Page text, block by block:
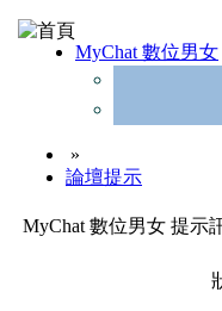
MyChat 數位男女
»
論壇提示
MyChat 數位男女 提示